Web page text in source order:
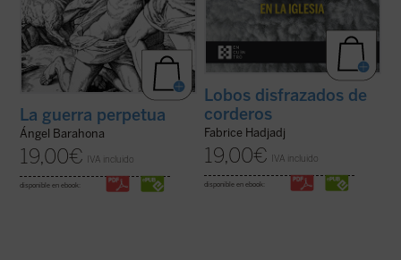
La guerra perpetua
Ángel Barahona
19,00€ IVA incluido
disponible en ebook:
Lobos disfrazados de
corderos
Fabrice Hadjadj
19,00€ IVA incluido
disponible en ebook: